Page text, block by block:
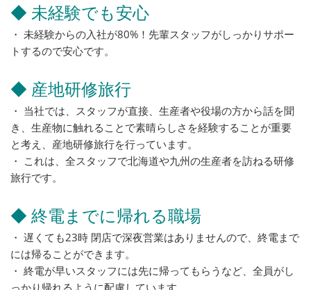
◆ 未経験でも安心
・ 未経験からの入社が80%！先輩スタッフがしっかりサポー
トするので安心です。
◆ 産地研修旅行
・ 当社では、スタッフが直接、生産者や役場の方から話を聞
き、生産物に触れることで素晴らしさを経験することが重要
と考え、産地研修旅行を行っています。
・ これは、全スタッフで北海道や九州の生産者を訪ねる研修
旅行です。
◆ 終電までに帰れる職場
・ 遅くても23時 閉店で深夜営業はありませんので、終電まで
には帰ることができます。
・ 終電が早いスタッフには先に帰ってもらうなど、全員がし